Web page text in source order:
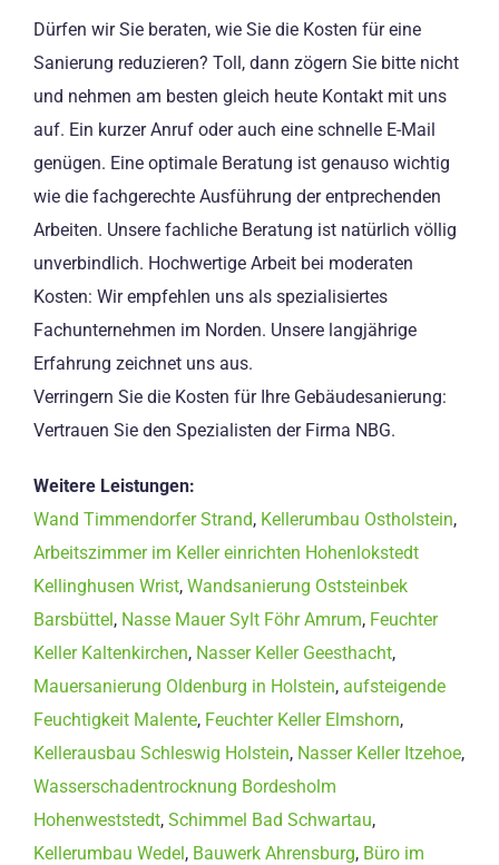
Dürfen wir Sie beraten, wie Sie die Kosten für eine
Sanierung reduzieren? Toll, dann zögern Sie bitte nicht
und nehmen am besten gleich heute Kontakt mit uns
auf. Ein kurzer Anruf oder auch eine schnelle E-Mail
genügen. Eine optimale Beratung ist genauso wichtig
wie die fachgerechte Ausführung der entprechenden
Arbeiten. Unsere fachliche Beratung ist natürlich völlig
unverbindlich. Hochwertige Arbeit bei moderaten
Kosten: Wir empfehlen uns als spezialisiertes
Fachunternehmen im Norden. Unsere langjährige
Erfahrung zeichnet uns aus.
Verringern Sie die Kosten für Ihre Gebäudesanierung:
Vertrauen Sie den Spezialisten der Firma NBG.
Weitere Leistungen:
Wand Timmendorfer Strand, Kellerumbau Ostholstein,
Arbeitszimmer im Keller einrichten Hohenlokstedt
Kellinghusen Wrist, Wandsanierung Oststeinbek
Barsbüttel, Nasse Mauer Sylt Föhr Amrum, Feuchter
Keller Kaltenkirchen, Nasser Keller Geesthacht,
Mauersanierung Oldenburg in Holstein, aufsteigende
Feuchtigkeit Malente, Feuchter Keller Elmshorn,
Kellerausbau Schleswig Holstein, Nasser Keller Itzehoe,
Wasserschadentrocknung Bordesholm
Hohenweststedt, Schimmel Bad Schwartau,
Kellerumbau Wedel, Bauwerk Ahrensburg, Büro im